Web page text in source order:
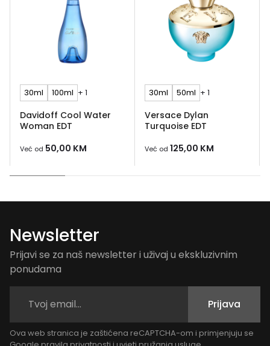
30ml 100ml + 1
Davidoff Cool Water
Woman EDT
Već od 50,00 KM
30ml 50ml + 1
Versace Dylan
Turquoise EDT
Već od 125,00 KM
Newsletter
Prijavi se za naš newsletter i uživaj u ekskluzivnim
ponudama
Prijava
Ova web stranica je zaštićena reCAPTCHA-om i primjenjuju se